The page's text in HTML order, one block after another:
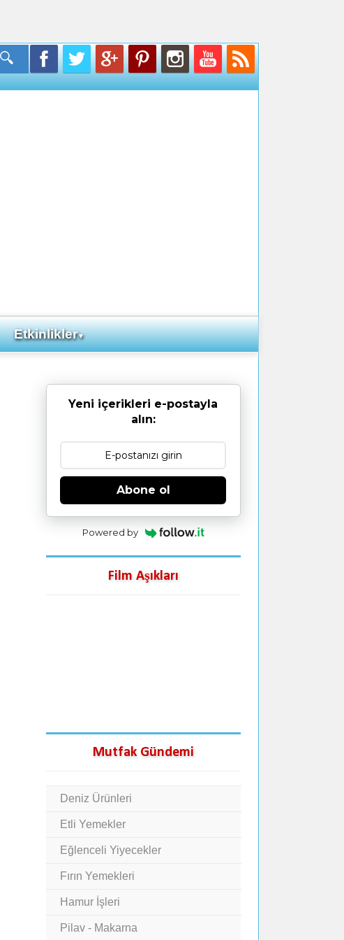
Etkinlikler▼
Yeni içerikleri e-postayla
alın:
Abone ol
Powered by
Film Aşıkları
Mutfak Gündemi
Deniz Ürünleri
Etli Yemekler
Eğlenceli Yiyecekler
Fırın Yemekleri
Hamur İşleri
Pilav - Makarna